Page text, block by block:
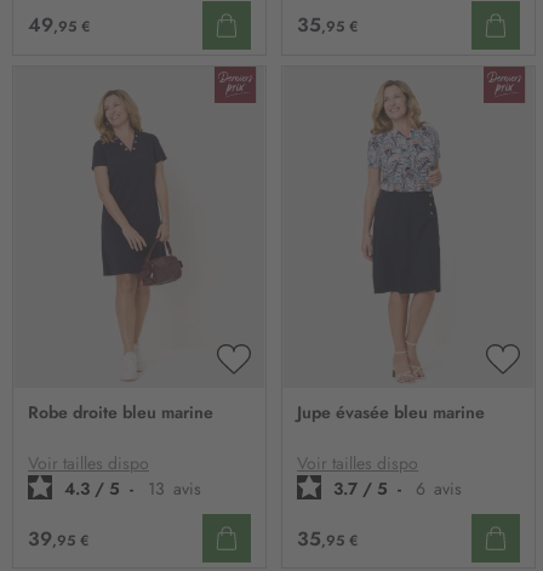
49,95 € 35,95 €
D’ENVIE
Robe droite bleu marine
Voir tailles dispo
4.3 / 5 - 13 avis
39,95 €
Jupe évasée bleu marine
Voir tailles dispo
3.7 / 5 - 6 avis
35,95 €